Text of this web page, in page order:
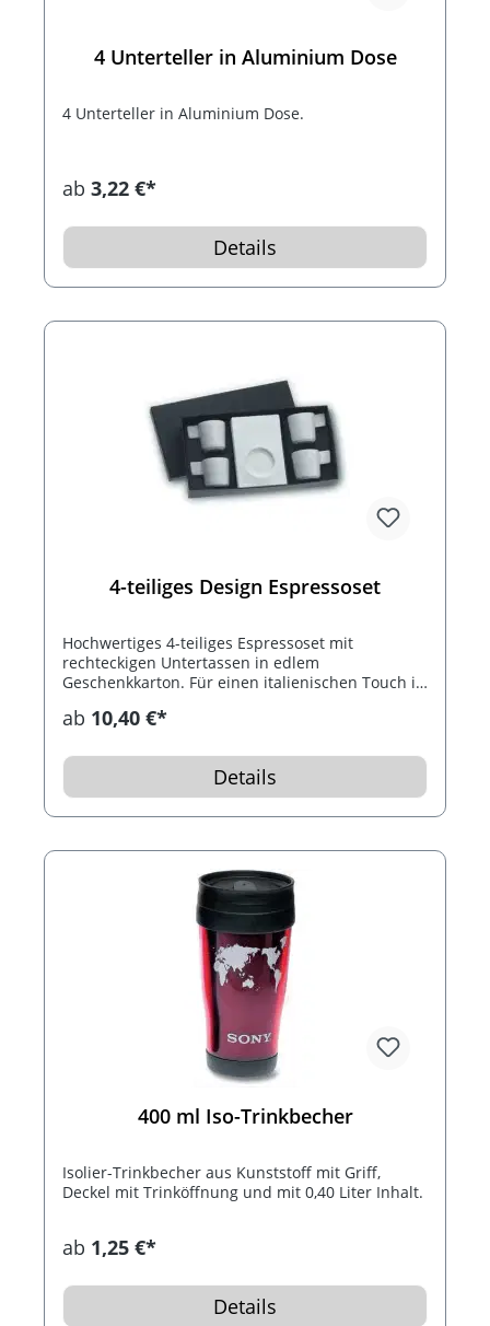
4 Unterteller in Aluminium Dose
4 Unterteller in Aluminium Dose.
ab 3,22 €*
Details
4-teiliges Design Espressoset
Hochwertiges 4-teiliges Espressoset mit
rechteckigen Untertassen in edlem
Geschenkkarton. Für einen italienischen Touch in
ab 10,40 €*
Details
400 ml Iso-Trinkbecher
Isolier-Trinkbecher aus Kunststoff mit Griff,
Deckel mit Trinköffnung und mit 0,40 Liter Inhalt.
ab 1,25 €*
Details